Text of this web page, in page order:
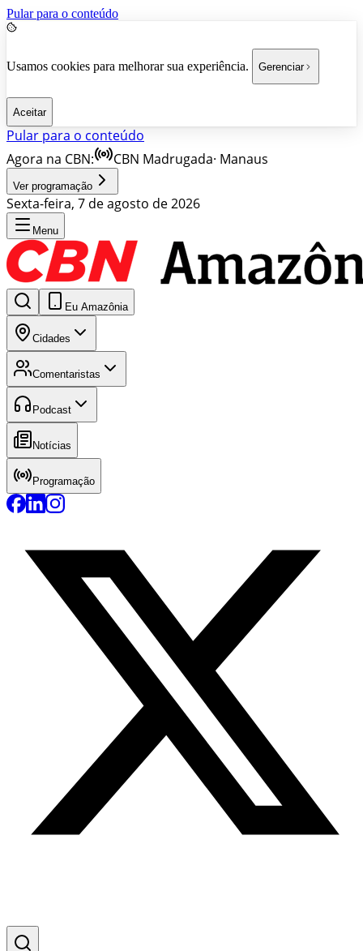
Pular para o conteúdo
Usamos cookies para melhorar sua experiência. Gerenciar
Aceitar
Pular para o conteúdo
Agora na CBN:
CBN Madrugada· Manaus
Ver programação
Sexta-feira, 7 de agosto de 2026
Menu
Eu Amazônia
Cidades
Comentaristas
Podcast
Notícias
Programação